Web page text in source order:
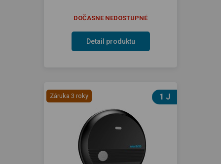
DOČASNE NEDOSTUPNÉ
Detail produktu
Záruka 3 roky 1 J